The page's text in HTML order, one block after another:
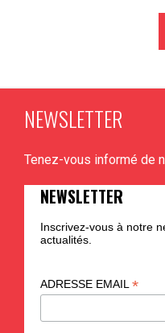
NEWSLETTER
Tenez-vous informé de
NEWSLETTER
Inscrivez-vous à notre
actualités.
ADRESSE EMAIL *